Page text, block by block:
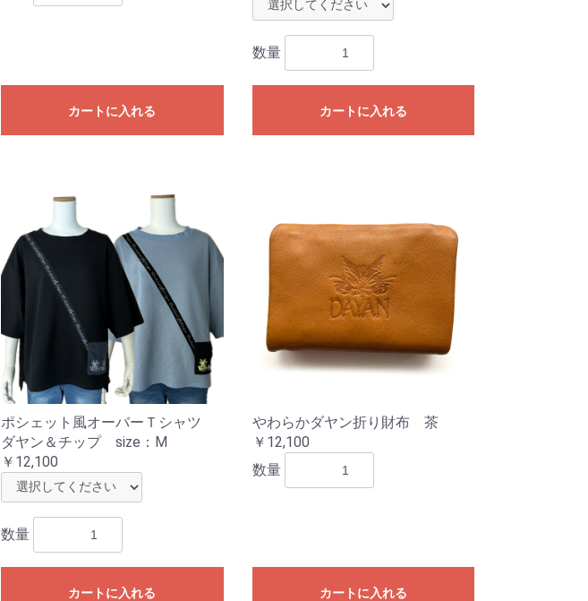
カートに入れる
数量
カートに入れる
ポシェット風オーバーＴシャツ
ダヤン＆チップ size：M
￥12,100
数量
カートに入れる
やわらかダヤン折り財布 茶
￥12,100
数量
カートに入れる